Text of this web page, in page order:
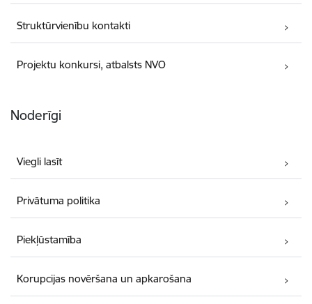
Struktūrvienību kontakti
Projektu konkursi, atbalsts NVO
Noderīgi
Viegli lasīt
Privātuma politika
Piekļūstamība
Korupcijas novēršana un apkarošana